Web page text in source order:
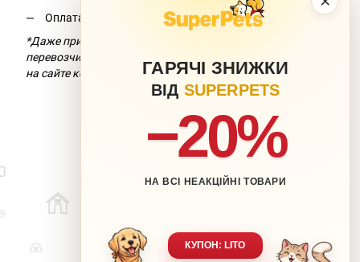
ГАРЯЧІ ЗНИЖКИ
ВІД SUPERPETS
−20%
НА ВСІ НЕАКЦІЙНІ ТОВАРИ
КУПОН: LITO
Оплата по реквизитам.
*Даже при условии бесплатной доставки компания-
перевозчик взимает комиссию за перевод. Подробнее —
на сайте компании-перевозчика.
063 217-20-99 066 707-11-17
Полная версия сайта